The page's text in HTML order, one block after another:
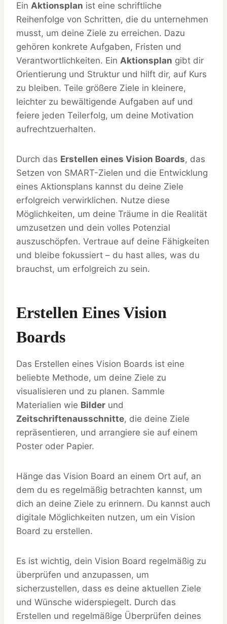
Ein Aktionsplan ist eine schriftliche
Reihenfolge von Schritten, die du unternehmen
musst, um deine Ziele zu erreichen. Dazu
gehören konkrete Aufgaben, Fristen und
Verantwortlichkeiten. Ein Aktionsplan gibt dir
Orientierung und Struktur und hilft dir, auf Kurs
zu bleiben. Teile größere Ziele in kleinere,
leichter zu bewältigende Aufgaben auf und
feiere jeden Teilerfolg, um deine Motivation
aufrechtzuerhalten.
Durch das Erstellen eines Vision Boards, das
Setzen von SMART-Zielen und die Entwicklung
eines Aktionsplans kannst du deine Ziele
erfolgreich verwirklichen. Nutze diese
Möglichkeiten, um deine Träume in die Realität
umzusetzen und dein volles Potenzial
auszuschöpfen. Vertraue auf deine Fähigkeiten
und bleibe fokussiert – du hast alles, was du
brauchst, um erfolgreich zu sein.
Erstellen Eines Vision
Boards
Das Erstellen eines Vision Boards ist eine
beliebte Methode, um deine Ziele zu
visualisieren und zu planen. Sammle
Materialien wie Bilder und
Zeitschriftenausschnitte, die deine Ziele
repräsentieren, und arrangiere sie auf einem
Poster oder Papier.
Hänge das Vision Board an einem Ort auf, an
dem du es regelmäßig betrachten kannst, um
dich an deine Ziele zu erinnern. Du kannst auch
digitale Möglichkeiten nutzen, um ein Vision
Board zu erstellen.
Es ist wichtig, dein Vision Board regelmäßig zu
überprüfen und anzupassen, um
sicherzustellen, dass es deine aktuellen Ziele
und Wünsche widerspiegelt. Durch das
Erstellen und regelmäßige Überprüfen deines